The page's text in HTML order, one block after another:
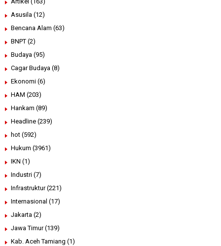
Asusila (12)
Bencana Alam (63)
BNPT (2)
Budaya (95)
Cagar Budaya (8)
Ekonomi (6)
HAM (203)
Hankam (89)
Headline (239)
hot (592)
Hukum (3961)
IKN (1)
Industri (7)
Infrastruktur (221)
Internasional (17)
Jakarta (2)
Jawa Timur (139)
Kab. Aceh Tamiang (1)